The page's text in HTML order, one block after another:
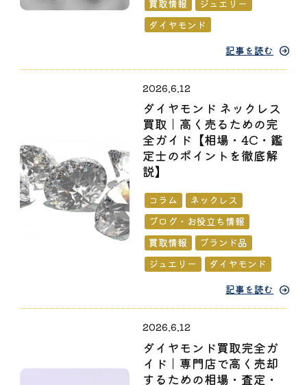
買取情報
ジュエリー
ダイヤモンド
記事を読む
2026.6.12
ダイヤモンド ネックレス
買取｜高く売るための完
全ガイド【相場・4C・鑑
定士のポイントを徹底解
説】
コラム
ネックレス
ブログ・お役立ち情報
買取情報
ブランド品
ジュエリー
ダイヤモンド
記事を読む
2026.6.12
ダイヤモンド買取完全ガ
イド｜専門店で高く売却
するための相場・査定・